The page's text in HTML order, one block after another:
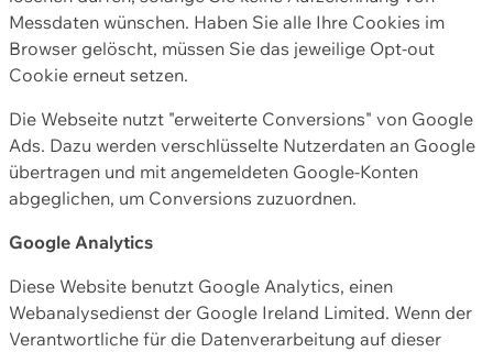
Messdaten wünschen. Haben Sie alle Ihre Cookies im
Browser gelöscht, müssen Sie das jeweilige Opt-out
Cookie erneut setzen.
Die Webseite nutzt "erweiterte Conversions" von Google
Ads. Dazu werden verschlüsselte Nutzerdaten an Google
übertragen und mit angemeldeten Google-Konten
abgeglichen, um Conversions zuzuordnen.
Google Analytics
Diese Website benutzt Google Analytics, einen
Webanalysedienst der Google Ireland Limited. Wenn der
Verantwortliche für die Datenverarbeitung auf dieser